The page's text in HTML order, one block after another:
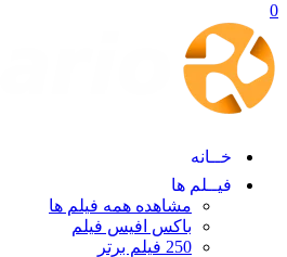
0
خــانه
فیــلم ها
مشاهده همه فیلم ها
باکس افیس فیلم
250 فیلم برتر